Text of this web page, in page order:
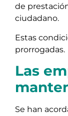
de
ciudadano.
Estas
prorrogadas.
Las
Se han